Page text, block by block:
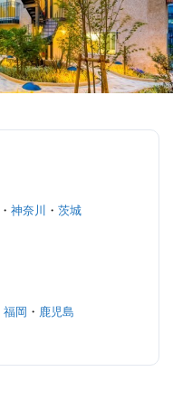
・ 神奈川 ・ 茨城
福岡 ・ 鹿児島